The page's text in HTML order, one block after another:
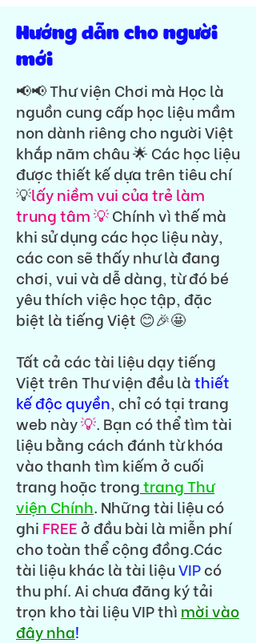
Hướng dẫn cho người
mới
📢📢 Thư viện Chơi mà Học là
nguồn cung cấp học liệu mầm
non dành riêng cho người Việt
khắp năm châu 🌟 Các học liệu
được thiết kế dựa trên tiêu chí
💡lấy niềm vui của trẻ làm
trung tâm 💡Chính vì thế mà
khi sử dụng các học liệu này,
các con sẽ thấy như là đang
chơi, vui và dễ dàng, từ đó bé
yêu thích việc học tập, đặc
biệt là tiếng Việt 😊🎉🤩
Tất cả các tài liệu dạy tiếng
Việt trên Thư viện đều làthiết
kế độc quyền, chỉ có tại trang
web này💡. Bạn có thể tìm tài
liệu bằng cách đánh từ khóa
vào thanh tìm kiếm ở cuối
trang hoặc trongtrang Thư
viện Chính. Những tài liệu có
ghi FREE ở đầu bài là miễn phí
cho toàn thể cộng đồng.Các
tài liệu khác là tài liệuVIPcó
thu phí. Ai chưa đăng ký tải
trọn kho tài liệu VIP thì mời vào
đây nha!